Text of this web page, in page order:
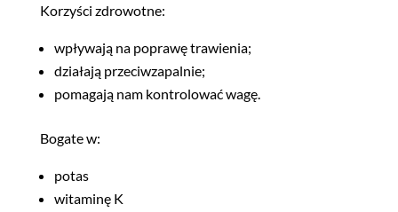
Korzyści zdrowotne:
wpływają na poprawę trawienia;
działają przeciwzapalnie;
pomagają nam kontrolować wagę.
Bogate w:
potas
witaminę K